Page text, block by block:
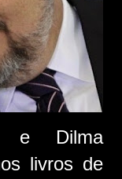
e Dilma
livros de